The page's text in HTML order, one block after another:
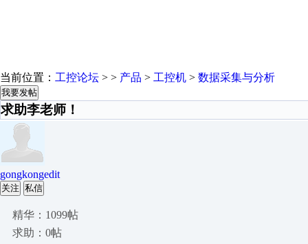
当前位置： 工控论坛 > > 产品 > 工控机 > 数据采集与分析
我要发帖
求助李老师！
gongkongedit
关注 私信
精华：1099帖
求助：0帖